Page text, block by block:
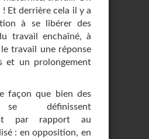
! Et derrière cela il y a
à se libérer des
travail enchaîné, à
travail une réponse
et un prolongement
façon que bien des
définissent
par rapport au
: en opposition, en